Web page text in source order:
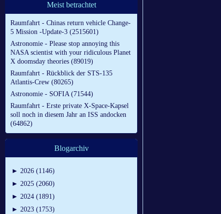
Meist betrachtet
Raumfahrt - Chinas return vehicle Change-
5 Mission -Update-3 (2515601)
Astronomie - Please stop annoying this
NASA scientist with your ridiculous Planet
X doomsday theories (89019)
Raumfahrt - Rückblick der STS-135
Atlantis-Crew (80265)
Astronomie - SOFIA (71544)
Raumfahrt - Erste private X-Space-Kapsel
soll noch in diesem Jahr an ISS andocken
(64862)
Blogarchiv
► 2026 (1146)
► 2025 (2060)
► 2024 (1891)
► 2023 (1753)